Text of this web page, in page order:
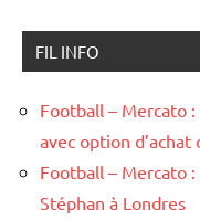
FIL INFO
Football – Mercato
avec option
Football – Mercato
Stéphan à Londres